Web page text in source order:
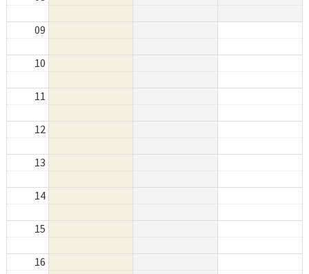
09
10
11
12
13
14
15
16